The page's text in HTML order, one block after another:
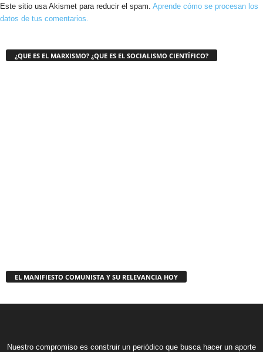
Este sitio usa Akismet para reducir el spam. Aprende cómo se procesan los
datos de tus comentarios.
¿QUE ES EL MARXISMO? ¿QUE ES EL SOCIALISMO CIENTÍFICO?
EL MANIFIESTO COMUNISTA Y SU RELEVANCIA HOY
Nuestro compromiso es construir un periódico que busca hacer un aporte